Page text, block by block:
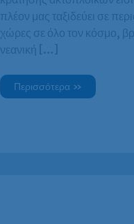
πλέον μας ταξιδεύει σε
χώρες σε όλο τον κόσμο,
νεανική […]
Το
Ferryhopper
Περισσότερα »